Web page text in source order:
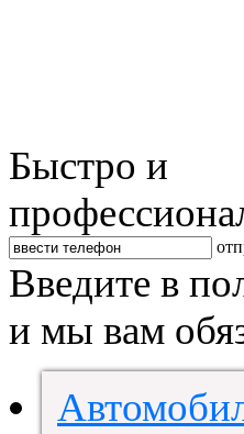
Быстро и
Введите в
и мы вам